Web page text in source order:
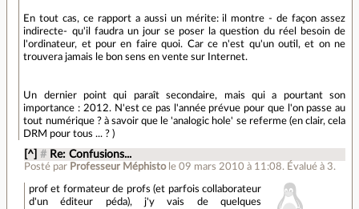
En tout cas, ce rapport a aussi un mérite: il montre - de façon assez
indirecte- qu'il faudra un jour se poser la question du réel besoin de
l'ordinateur, et pour en faire quoi. Car ce n'est qu'un outil, et on ne
trouvera jamais le bon sens en vente sur Internet.
Un dernier point qui paraît secondaire, mais qui a pourtant son
importance : 2012. N'est ce pas l'année prévue pour que l'on passe au
tout numérique ? à savoir que le 'analogic hole' se referme (en clair, cela
DRM pour tous ... ? )
[^] # Re: Confusions...
Posté par Professeur Méphisto le 09 mars 2010 à 11:08. Évalué à 3.
prof et formateur de profs (et parfois collaborateur
d'un éditeur péda), j'y vais de quelques